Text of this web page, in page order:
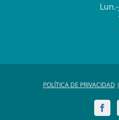
POLÍTICA DE PRIVACIDAD |